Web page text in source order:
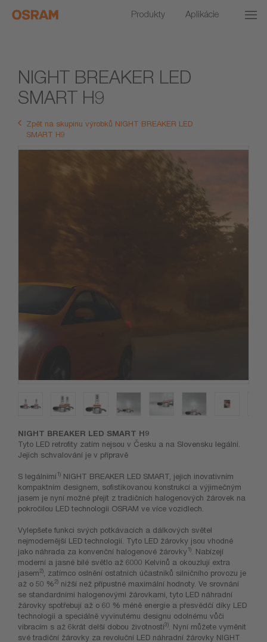
Produkty Aplikácie
NIGHT BREAKER LED
SMART H9
Zpět na skupinu výrobků NIGHT BREAKER LED
SMART H9
NIGHT BREAKER LED SMART H9
Tyto LED retrofity zatím nejsou v Česku a na Slovensku legální.
Jejich schvalování je v přípravě
S legálními1) NIGHT BREAKER LED SMART, jejich inovativním
kompaktním designem, sofistikovanou konstrukcí a výjimečným
jasem je nyní možné přejít z tradičních halogenových žárovek na
pokročilou LED technologii OSRAM ve více vozidlech.
Vylepšete funkci svých potkávacích a dálkových světel
nejmodernější LED technologií. Tyto LED žárovky jsou vhodné
jako náhrada za konvenční halogenové žárovky1)
. Nabízejí
moderní a jasné bílé světlo až 6000 Kelvinů a okouzlují extra
jasem2)
, zatímco oslnění ostatních účastníků silničního provozu je
až o 50 %2) nižší než přípustné maximální hodnoty. Ve srovnání
se standardními halogenovými žárovkami, tyto LED náhradní
žárovky spotřebují až o 60 % méně energie a přesvědčí díky LED
technologii a speciálně vyvinutému designu odolnému vůči
vibracím s až 6krát delší dobou životnosti3)
. Nyní můžete vyměnit
své tradiční žárovky za revoluční LED náhradní žárovky NIGHT